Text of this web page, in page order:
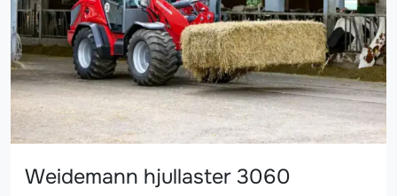
Weidemann hjullaster 3060